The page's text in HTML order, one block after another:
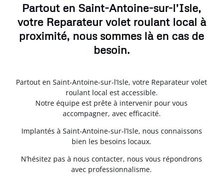
Partout en Saint-Antoine-sur-l’Isle,
votre Reparateur volet roulant local à
proximité, nous sommes là en cas de
besoin.
Partout en Saint-Antoine-sur-l’Isle, votre Reparateur volet
roulant local est accessible.
Notre équipe est prête à intervenir pour vous
accompagner, avec efficacité.
Implantés à Saint-Antoine-sur-l’Isle, nous connaissons
bien les besoins locaux.
N’hésitez pas à nous contacter, nous vous répondrons
avec professionnalisme.